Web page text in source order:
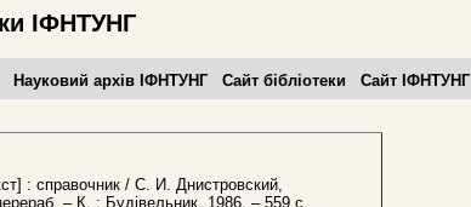
ІФНТУНГ
Науковий архів ІФНТУНГ Сайт бібліотеки Сайт ІФНТУНГ
: справочник / С. И. Днистровский,
– К. : Будівельник, 1986. – 559 с.